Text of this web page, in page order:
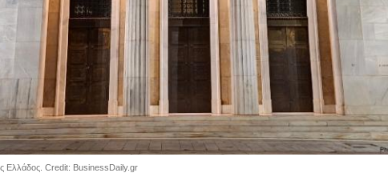
Ελλάδος. Credit: BusinessDaily.gr